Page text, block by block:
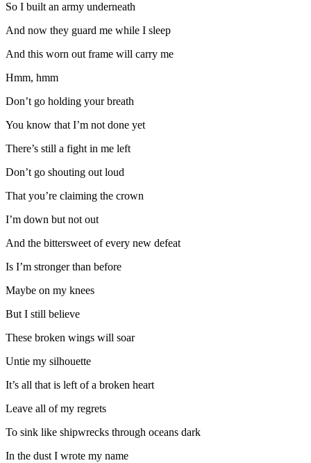
So I built an army underneath
And now they guard me while I sleep
And this worn out frame will carry me
Hmm, hmm
Don’t go holding your breath
You know that I’m not done yet
There’s still a fight in me left
Don’t go shouting out loud
That you’re claiming the crown
I’m down but not out
And the bittersweet of every new defeat
Is I’m stronger than before
Maybe on my knees
But I still believe
These broken wings will soar
Untie my silhouette
It’s all that is left of a broken heart
Leave all of my regrets
To sink like shipwrecks through oceans dark
In the dust I wrote my name